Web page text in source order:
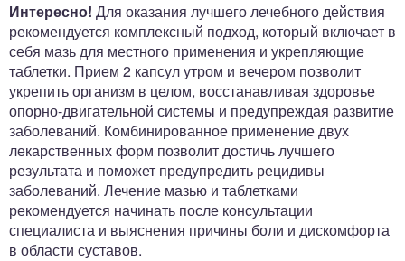
Интересно! Для оказания лучшего лечебного действия
рекомендуется комплексный подход, который включает в
себя мазь для местного применения и укрепляющие
таблетки. Прием 2 капсул утром и вечером позволит
укрепить организм в целом, восстанавливая здоровье
опорно-двигательной системы и предупреждая развитие
заболеваний. Комбинированное применение двух
лекарственных форм позволит достичь лучшего
результата и поможет предупредить рецидивы
заболеваний. Лечение мазью и таблетками
рекомендуется начинать после консультации
специалиста и выяснения причины боли и дискомфорта
в области суставов.